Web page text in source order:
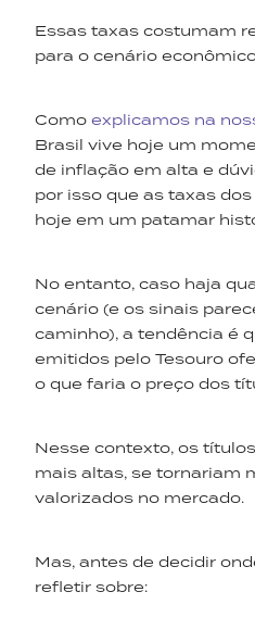
Essas taxas costumam
para o cenário
Como explicamos na
Brasil vive hoje um
de inflação em alta e
por isso que as taxas
hoje em um patamar
No entanto, caso haja
cenário (e os sinais
caminho), a tendência é
emitidos pelo Tesouro
o que faria o preço dos
Nesse contexto, os
mais altas, se tornariam
valorizados no mercado.
Mas, antes de decidir
refletir sobre: